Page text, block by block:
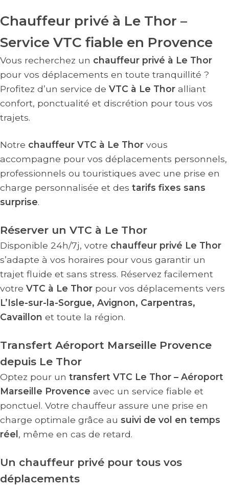
Chauffeur privé à Le Thor –
Service VTC fiable en Provence
Vous recherchez un chauffeur privé à Le Thor
pour vos déplacements en toute tranquillité ?
Profitez d’un service de VTC à Le Thor alliant
confort, ponctualité et discrétion pour tous vos
trajets.
Notre chauffeur VTC à Le Thor vous
accompagne pour vos déplacements personnels,
professionnels ou touristiques avec une prise en
charge personnalisée et des tarifs fixes sans
surprise.
Réserver un VTC à Le Thor
Disponible 24h/7j, votre chauffeur privé Le Thor
s’adapte à vos horaires pour vous garantir un
trajet fluide et sans stress. Réservez facilement
votre VTC à Le Thor pour vos déplacements vers
L’Isle-sur-la-Sorgue, Avignon, Carpentras,
Cavaillon et toute la région.
Transfert Aéroport Marseille Provence
depuis Le Thor
Optez pour un transfert VTC Le Thor – Aéroport
Marseille Provence avec un service fiable et
ponctuel. Votre chauffeur assure une prise en
charge optimale grâce au suivi de vol en temps
réel , même en cas de retard.
Un chauffeur privé pour tous vos
déplacements